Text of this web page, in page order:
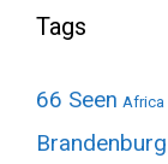
Tags
66 Seen Africa
Brandenburg